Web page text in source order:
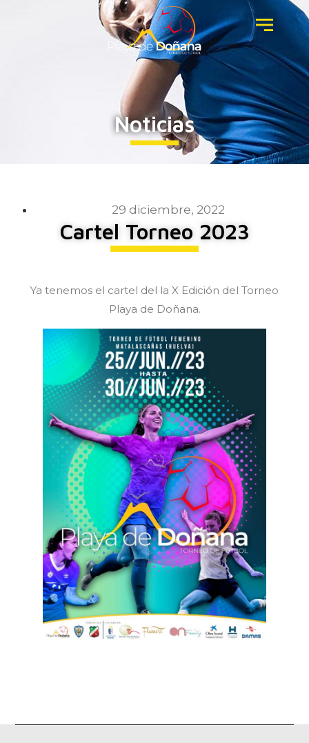
Noticias
29 diciembre, 2022
Cartel Torneo 2023
Ya tenemos el cartel del la X Edición del Torneo
Playa de Doñana.